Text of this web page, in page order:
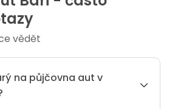
vědět
na půjčovna aut v